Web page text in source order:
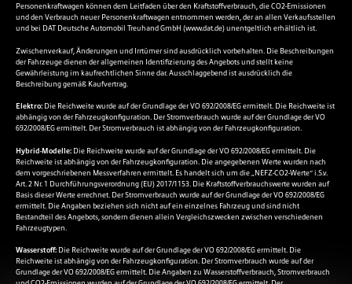
Personenkraftwagen können dem Leitfaden über den Kraftstoffverbrauch, die CO2-Emissionen
und den Verbrauch neuer Personenkraftwagen entnommen werden, der an allen Verkaufsstellen
und bei DAT Deutsche Automobil Treuhand GmbH (www.dat.de) unentgeltlich erhältlich ist.
Zwischenverkauf, Änderungen und Irrtümer sind ausdrücklich vorbehalten. Die Beschreibungen
der Fahrzeuge dienen der allgemeinen Identifizierung des Angebots und stellt keine
Gewährleistung im kaufrechtlichen Sinne dar. Ausschlaggebend ist ausdrücklich die
Beschreibung gemäß Kaufvertrag.
Elektro: Die Reichweite wurde auf der Grundlage der VO 692/2008/EG ermittelt. Die Reichweite ist
abhängig von der Fahrzeugkonfiguration. Der Stromverbrauch wurde auf der Grundlage der VO
692/2008/EG ermittelt. Der Stromverbrauch ist abhängig von der Fahrzeugkonfiguration.
Hybrid-Modelle: Die Reichweite wurde auf der Grundlage der VO 692/2008/EG ermittelt. Die
Reichweite ist abhängig von der Fahrzeugkonfiguration. Die angegebenen Werte wurden nach
dem vorgeschriebenen Messverfahren ermittelt. Es handelt sich um die „NEFZ-CO2-Werte“ i.S.v.
Art. 2 Nr. 1 Durchführungsverordnung (EU) 2017/1153. Die Kraftstoffverbrauchswerte wurden auf
Basis dieser Werte errechnet. Der Stromverbrauch wurde auf der Grundlage der VO 692/2008/EG
ermittelt. Die Angaben beziehen sich nicht auf ein einzelnes Fahrzeug und sind nicht
Bestandteil des Angebots, sondern dienen allein Vergleichszwecken zwischen verschiedenen
Fahrzeugtypen.
Wasserstoff: Die Reichweite wurde auf der Grundlage der VO 692/2008/EG ermittelt. Die
Reichweite ist abhängig von der Fahrzeugkonfiguration. Der Stromverbrauch wurde auf der
Grundlage der VO 692/2008/EG ermittelt. Die Angaben zu Wasserstoffverbrauch, Stromverbrauch